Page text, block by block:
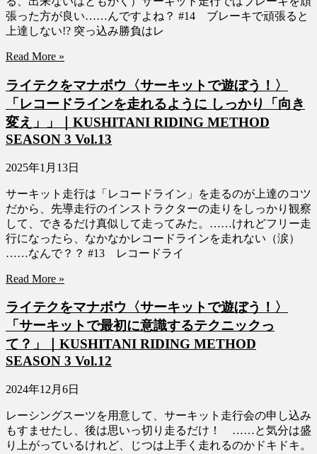
張った方が良い……んですよね？ #14 ブレーキで頑張ると
上達しない!? 突っ込み勝負はレ
Read More »
ライテクをマナボウ〈サーキットで遊ぼう！〉
「レコードラインを走れるように しっかり「向き
変え」」｜KUSHITANI RIDING METHOD
SEASON 3 Vol.13
2025年1月13日
サーキット走行は「レコードライン」を走るのが上達のコツ
だから、先導走行のインストラクターの走りをしっかり観察
して、できるだけ真似して走ってみた。……けれどフリー走
行になったら、なかなかレコードラインを走れない（涙）
……なんで？？ #13 レコードライ
Read More »
ライテクをマナボウ〈サーキットで遊ぼう！〉
「サーキットで最初に意識するテクニックっ
て？」｜KUSHITANI RIDING METHOD
SEASON 3 Vol.12
2024年12月6日
レーシングスーツを用意して、サーキット走行会の申し込み
もすませたし、後は思いっ切り走るだけ！ ……と気分は盛
り上がっているけれど、じつは上手く走れるのかドキドキ。